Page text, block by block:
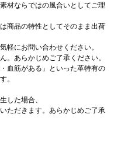
材ならではの風合いとしてご理
商品の特性としてそのまま出荷
軽にお問い合わせください。
あらかじめご了承ください。
血筋がある」といった革特有の
。
した場合、
ただきます。あらかじめご了承